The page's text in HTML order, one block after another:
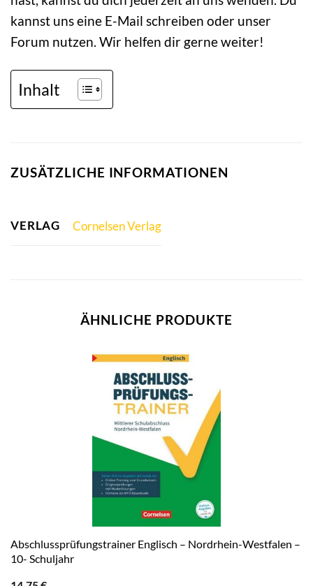
kannst uns eine E-Mail schreiben oder unser
Forum nutzen. Wir helfen dir gerne weiter!
Inhalt
ZUSÄTZLICHE INFORMATIONEN
VERLAG Cornelsen Verlag
ÄHNLICHE PRODUKTE
Abschlussprüfungstrainer Englisch – Nordrhein-Westfalen –
10- Schuljahr